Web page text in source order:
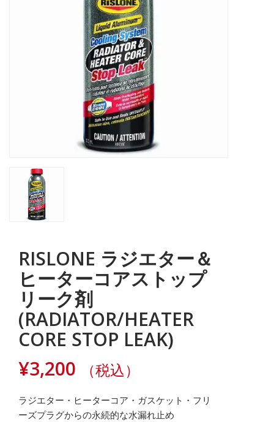
RISLONE ラジエター＆
ヒーターコアストップ
リーク剤
(RADIATOR/HEATER
CORE STOP LEAK)
¥3,200 （税込）
ラジエター・ヒーターコア・ガスケット・フリ
ーズプラグからの永続的な水漏れ止め